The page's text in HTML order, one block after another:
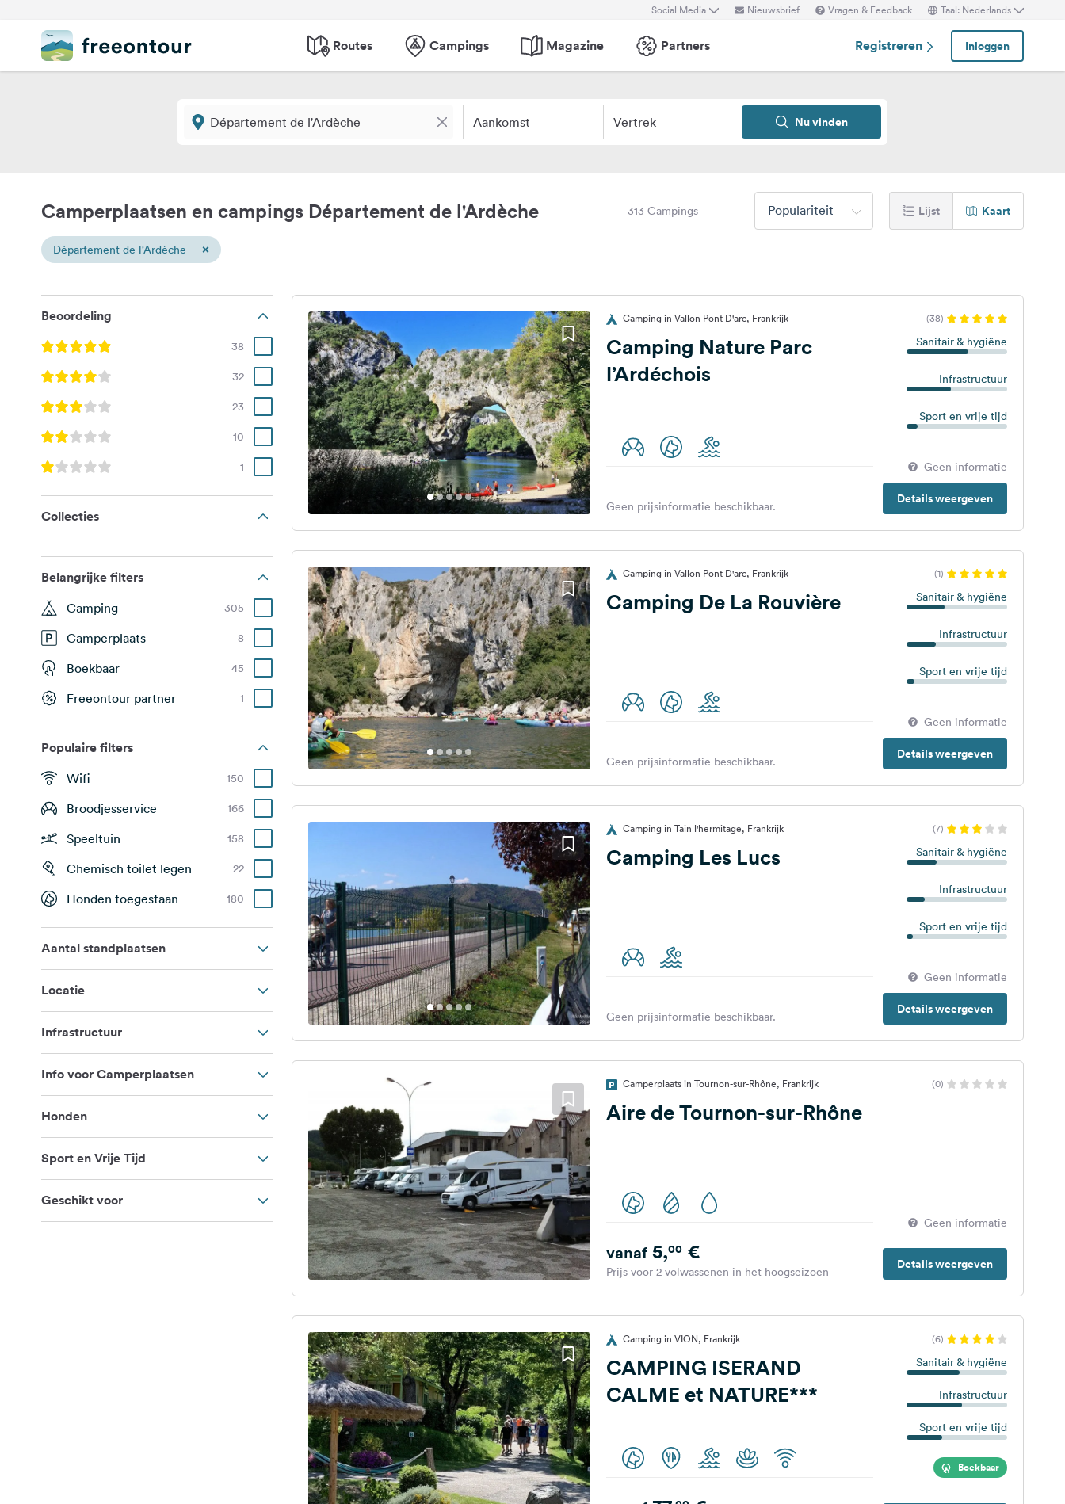
Social Media Nieuwsbrief Vragen & Feedback Taal: Nederlands
Routes Campings Magazine Partners Registreren Inloggen
Aankomst Vertrek Nu vinden
Camperplaatsen en campings Département de l'Ardèche 313 Campings Populariteit Lijst Kaart
Département de l'Ardèche ×
Beoordeling
38
32
23
10
1
Collecties
Belangrijke filters
Camping 305
Camperplaats 8
Boekbaar 45
Freeontour partner 1
Populaire filters
Wifi 150
Broodjesservice 166
Speeltuin 158
Chemisch toilet legen 22
Honden toegestaan 180
Aantal standplaatsen
Locatie
Infrastructuur
Info voor Camperplaatsen
Honden
Sport en Vrije Tijd
Geschikt voor
Camping in Vallon Pont D'arc, Frankrijk (38)
Camping Nature Parc
l’Ardéchois
Sanitair & hygiëne
Infrastructuur
Sport en vrije tijd
Geen informatie
Details weergeven
Geen prijsinformatie beschikbaar.
Camping in Vallon Pont D'arc, Frankrijk (1)
Camping De La Rouvière Sanitair & hygiëne
Infrastructuur
Sport en vrije tijd
Geen informatie
Details weergeven
Geen prijsinformatie beschikbaar.
Camping in Tain l'hermitage, Frankrijk (7)
Camping Les Lucs Sanitair & hygiëne
Infrastructuur
Sport en vrije tijd
Geen informatie
Details weergeven
Geen prijsinformatie beschikbaar.
Camperplaats in Tournon-sur-Rhône, Frankrijk (0)
Aire de Tournon-sur-Rhône
Geen informatie
Details weergeven
vanaf5,00€
Prijs voor 2 volwassenen in het hoogseizoen
Camping in VION, Frankrijk (6)
CAMPING ISERAND
CALME et NATURE***
Sanitair & hygiëne
Infrastructuur
Sport en vrije tijd
Boekbaar